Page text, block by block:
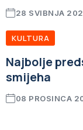
28 SVIBNJA
KULTURA
Najbolje
smijeha
08 PROSINCA